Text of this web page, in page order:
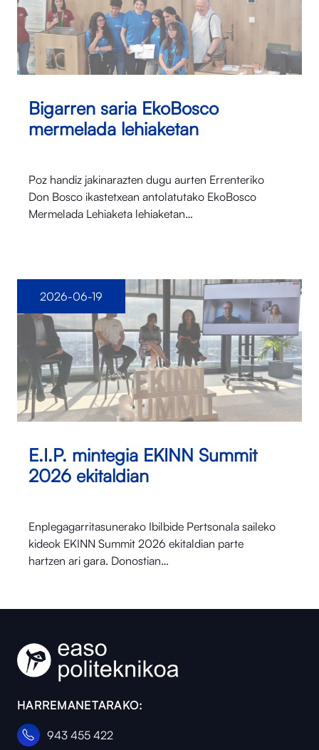
Bigarren saria EkoBosco
mermelada lehiaketan
Poz handiz jakinarazten dugu aurten Errenteriko
Don Bosco ikastetxean antolatutako EkoBosco
Mermelada Lehiaketa lehiaketan…
E.I.P. mintegia EKINN Summit
2026 ekitaldian
Enplegagarritasunerako Ibilbide Pertsonala saileko
kideok EKINN Summit 2026 ekitaldian parte
hartzen ari gara. Donostian…
2026-06-19
HARREMANETARAKO:
943 455 422